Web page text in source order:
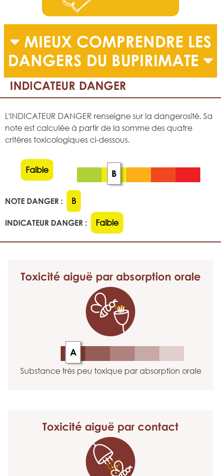
MIEUX COMPRENDRE LES
DANGERS DU BUPIRIMATE
INDICATEUR DANGER
L'INDICATEUR DANGER renseigne sur la dangerosité. Sa
note est calculée à partir de la somme des quatre
critères toxicologiques ci-dessous.
Faible B
NOTE DANGER : B
INDICATEUR DANGER : Faible
Toxicité aiguë par absorption orale
A
Substance très peu toxique par absorption orale
Toxicité aiguë par contact